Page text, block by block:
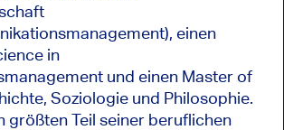
einen
in
und einen Master of
Soziologie und Philosophie.
größten Teil seiner beruflichen